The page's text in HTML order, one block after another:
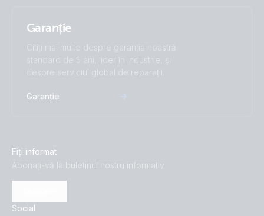
Garanție
Citiți mai multe despre garanția noastră
standard de 5 ani, lider în industrie, și
despre serviciul global de reparații.
Garanție
Fiți informat
Abonați-vă la buletinul nostru informativ
Social